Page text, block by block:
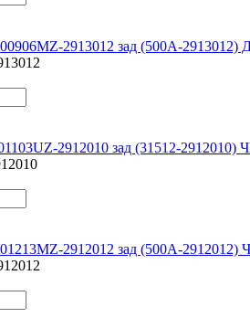
2913012 зад (500А-
2912010 зад (31512-2912010)
2912012 зад (500А-2912012)